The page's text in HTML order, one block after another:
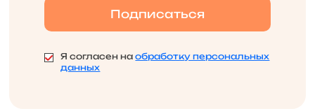
Я согласен наобработку персональных
данных